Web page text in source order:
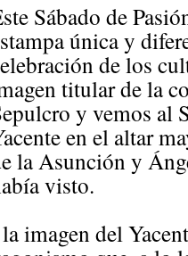
Sábado de
única y
de los
titular de la
y vemos al
en el altar
la Asunción y
visto.
imagen del